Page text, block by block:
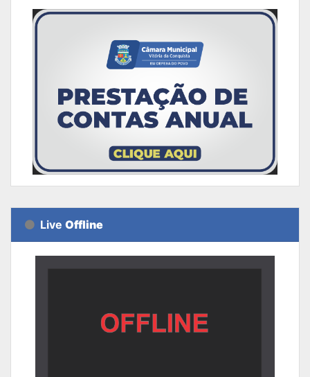
Live Offline